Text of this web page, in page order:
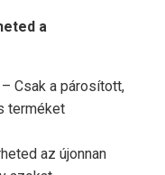
a
– Csak a párosított,
terméket
az újonnan